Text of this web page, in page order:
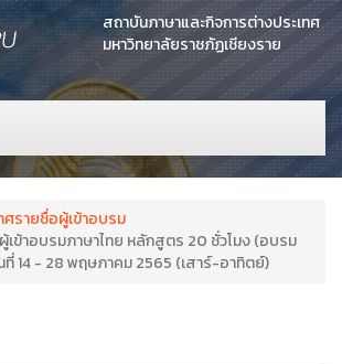
สถาบันภาษาและกิจการต่างประเทศ
มหาวิทยาลัยราชภัฏเชียงราย
ศรายชื่อผู้เข้าอบรม
เข้าอบรมภาษาไทย หลักสูตร 20 ชั่วโมง (อบรม
14 - 28 พฤษภาคม 2565 (เสาร์-อาทิตย์)